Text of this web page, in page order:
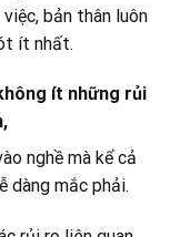
bản thân luôn
ít nhất.
ít những rủi
nghề mà kể cả
dàng mắc phải.